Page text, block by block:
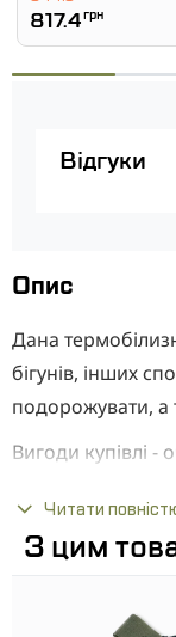
817.4грн
Відгуки
Опис
Дана
бігунів, інших
подорожувати, а
Вигоди купівлі -
Вам завжди
Термобілизна
теплим одягом.
У Вас не буде
Читати
З цим